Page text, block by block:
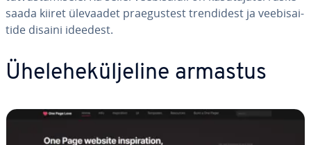
saada kiiret ülevaadet prae­gus­test tren­di­dest ja vee­bi­sai­
tide disaini ideedest.
Ühe­le­he­kül­je­line armastus